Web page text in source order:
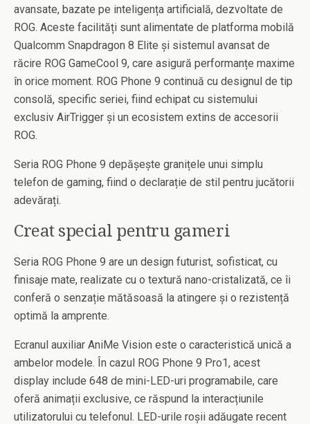
avansate, bazate pe inteligența artificială, dezvoltate de
ROG. Aceste facilități sunt alimentate de platforma mobilă
Qualcomm Snapdragon 8 Elite și sistemul avansat de
răcire ROG GameCool 9, care asigură performanțe maxime
în orice moment. ROG Phone 9 continuă cu designul de tip
consolă, specific seriei, fiind echipat cu sistemului
exclusiv AirTrigger și un ecosistem extins de accesorii
ROG.
Seria ROG Phone 9 depășește granițele unui simplu
telefon de gaming, fiind o declarație de stil pentru jucătorii
adevărați.
Creat special pentru gameri
Seria ROG Phone 9 are un design futurist, sofisticat, cu
finisaje mate, realizate cu o textură nano-cristalizată, ce îi
conferă o senzație mătăsoasă la atingere și o rezistență
optimă la amprente.
Ecranul auxiliar AniMe Vision este o caracteristică unică a
ambelor modele. În cazul ROG Phone 9 Pro1, acest
display include 648 de mini-LED-uri programabile, care
oferă animații exclusive, ce răspund la interacțiunile
utilizatorului cu telefonul. LED-urile roșii adăugate recent